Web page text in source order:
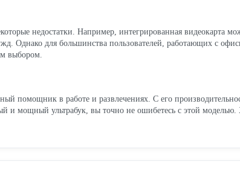
недостатки. Например, интегрированная видеокарта
Однако для большинства пользователей, работающих с
выбором.
помощник в работе и развлечениях. С его
и мощный ультрабук, вы точно не ошибетесь с этой моделью.